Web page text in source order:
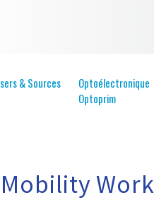
& Sources Optoélectronique
Optoprim